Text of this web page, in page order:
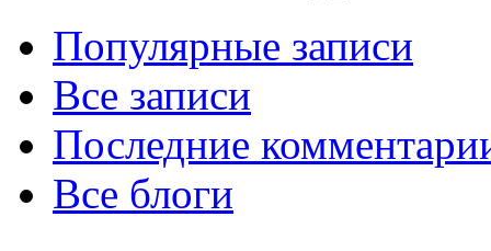
Популярные записи
Все записи
Последние
Все блоги